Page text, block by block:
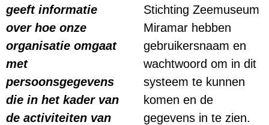
geeft informatie
over hoe onze
organisatie omgaat
met
persoonsgegevens
die in het kader van
de activiteiten van
Stichting Zeemuseum
Miramar hebben
gebruikersnaam en
wachtwoord om in dit
systeem te kunnen
komen en de
gegevens in te zien.